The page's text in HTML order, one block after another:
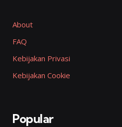
About
FAQ
Kebijakan Privasi
Kebijakan Cookie
Popular